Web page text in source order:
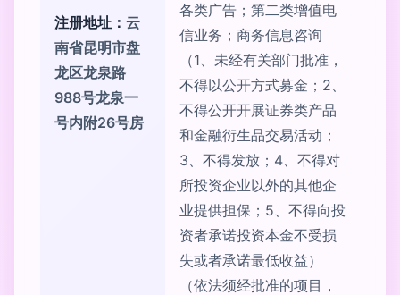
注册地址： 云
南省昆明市盘
龙区龙泉路
988号龙泉一
号内附26号房
各类广告；第二类增值电
信业务；商务信息咨询
（1、未经有关部门批准，
不得以公开方式募金；2、
不得公开开展证券类产品
和金融衍生品交易活动；
3、不得发放；4、不得对
所投资企业以外的其他企
业提供担保；5、不得向投
资者承诺投资本金不受损
失或者承诺最低收益）
（依法须经批准的项目，